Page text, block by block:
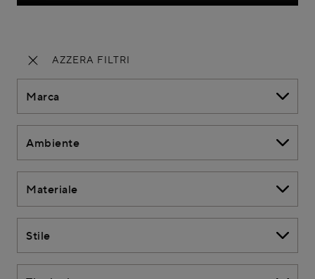
AZZERA FILTRI
Marca
Ambiente
Materiale
Stile